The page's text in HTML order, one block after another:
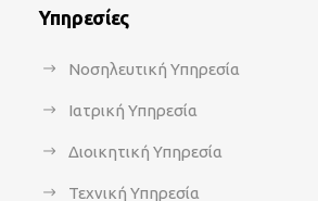
Υπηρεσίες
Νοσηλευτική Υπηρεσία
Ιατρική Υπηρεσία
Διοικητική Υπηρεσία
Τεχνική Υπηρεσία